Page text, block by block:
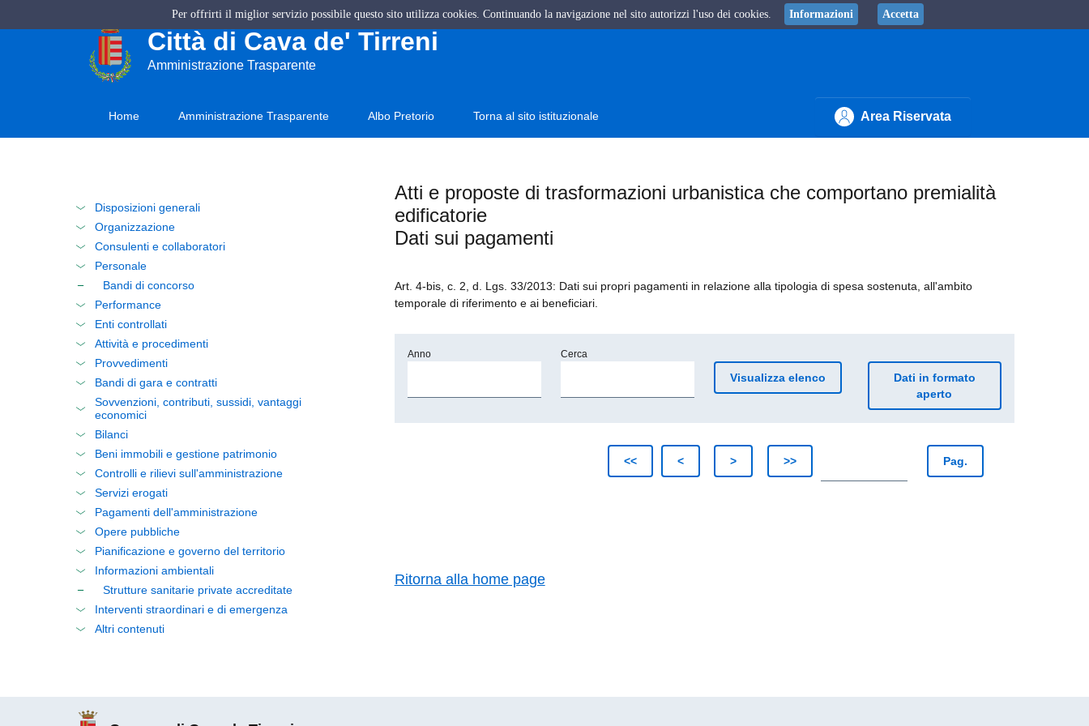
Città di Cava de' Tirreni
Amministrazione Trasparente
Home Amministrazione Trasparente Albo Pretorio Torna al sito istituzionale Area Riservata
Disposizioni generali
Organizzazione
Consulenti e collaboratori
Personale
Bandi di concorso
Performance
Enti controllati
Attività e procedimenti
Provvedimenti
Bandi di gara e contratti
Sovvenzioni, contributi, sussidi, vantaggi
economici
Bilanci
Beni immobili e gestione patrimonio
Controlli e rilievi sull'amministrazione
Servizi erogati
Pagamenti dell'amministrazione
Opere pubbliche
Pianificazione e governo del territorio
Informazioni ambientali
Strutture sanitarie private accreditate
Interventi straordinari e di emergenza
Altri contenuti
Atti e proposte di trasformazioni urbanistica che comportano premialità
edificatorie
Dati sui pagamenti
Art. 4-bis, c. 2, d. Lgs. 33/2013: Dati sui propri pagamenti in relazione alla tipologia di spesa sostenuta, all'ambito
temporale di riferimento e ai beneficiari.
Anno Cerca
Ritorna alla home page
Per offrirti il miglior servizio possibile questo sito utilizza cookies. Continuando la navigazione nel sito autorizzi l'uso dei cookies. Informazioni Accetta